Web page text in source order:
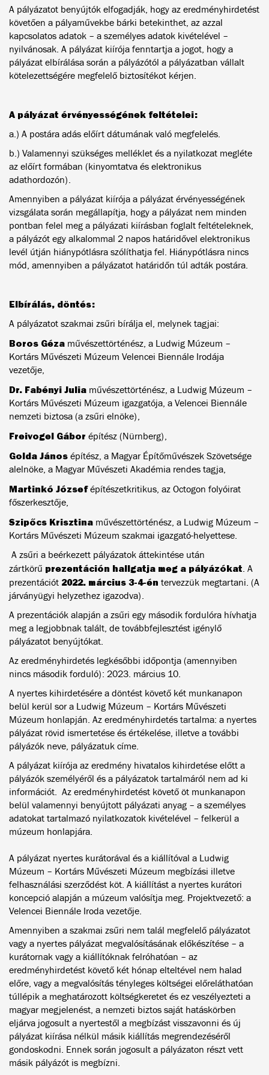
A pályázatot benyújtók elfogadják, hogy az eredményhirdetést
követően a pályaművekbe bárki betekinthet, az azzal
kapcsolatos adatok – a személyes adatok kivételével –
nyilvánosak. A pályázat kiírója fenntartja a jogot, hogy a
pályázat elbírálása során a pályázótól a pályázatban vállalt
kötelezettségére megfelelő biztosítékot kérjen.
A pályázat érvényességének feltételei:
a.) A postára adás előírt dátumának való megfelelés.
b.) Valamennyi szükséges melléklet és a nyilatkozat megléte
az előírt formában (kinyomtatva és elektronikus
adathordozón).
Amennyiben a pályázat kiírója a pályázat érvényességének
vizsgálata során megállapítja, hogy a pályázat nem minden
pontban felel meg a pályázati kiírásban foglalt feltételeknek,
a pályázót egy alkalommal 2 napos határidővel elektronikus
levél útján hiánypótlásra szólíthatja fel. Hiánypótlásra nincs
mód, amennyiben a pályázatot határidőn túl adták postára.
Elbírálás, döntés:
A pályázatot szakmai zsűri bírálja el, melynek tagjai:
Boros Géza művészettörténész, a Ludwig Múzeum –
Kortárs Művészeti Múzeum Velencei Biennále Irodája
vezetője,
Dr. Fabényi Julia művészettörténész, a Ludwig Múzeum –
Kortárs Művészeti Múzeum igazgatója, a Velencei Biennále
nemzeti biztosa (a zsűri elnöke),
Freivogel Gábor építész (Nürnberg),
Golda János építész, a Magyar Építőművészek Szövetsége
alelnöke, a Magyar Művészeti Akadémia rendes tagja,
Martinkó Józsefépítészetkritikus, az Octogon folyóirat
főszerkesztője,
Szipőcs Krisztina művészettörténész, a Ludwig Múzeum –
Kortárs Művészeti Múzeum szakmai igazgató-helyettese.
A zsűri a beérkezett pályázatok áttekintése után
zártkörű prezentáción hallgatja meg a pályázókat . A
prezentációt 2022. március 3-4-én tervezzük megtartani. (A
járványügyi helyzethez igazodva).
A prezentációk alapján a zsűri egy második fordulóra hívhatja
meg a legjobbnak talált, de továbbfejlesztést igénylő
pályázatot benyújtókat.
Az eredményhirdetés legkésőbbi időpontja (amennyiben
nincs második forduló): 2023. március 10.
A nyertes kihirdetésére a döntést követő két munkanapon
belül kerül sor a Ludwig Múzeum – Kortárs Művészeti
Múzeum honlapján. Az eredményhirdetés tartalma: a nyertes
pályázat rövid ismertetése és értékelése, illetve a további
pályázók neve, pályázatuk címe.
A pályázat kiírója az eredmény hivatalos kihirdetése előtt a
pályázók személyéről és a pályázatok tartalmáról nem ad ki
információt. Az eredményhirdetést követő öt munkanapon
belül valamennyi benyújtott pályázati anyag – a személyes
adatokat tartalmazó nyilatkozatok kivételével – felkerül a
múzeum honlapjára.
A pályázat nyertes kurátorával és a kiállítóval a Ludwig
Múzeum – Kortárs Művészeti Múzeum megbízási illetve
felhasználási szerződést köt. A kiállítást a nyertes kurátori
koncepció alapján a múzeum valósítja meg. Projektvezető: a
Velencei Biennále Iroda vezetője.
Amennyiben a szakmai zsűri nem talál megfelelő pályázatot
vagy a nyertes pályázat megvalósításának előkészítése – a
kurátornak vagy a kiállítóknak felróhatóan – az
eredményhirdetést követő két hónap elteltével nem halad
előre, vagy a megvalósítás tényleges költségei előreláthatóan
túllépik a meghatározott költségkeretet és ez veszélyezteti a
magyar megjelenést, a nemzeti biztos saját hatáskörben
eljárva jogosult a nyertestől a megbízást visszavonni és új
pályázat kiírása nélkül másik kiállítás megrendezéséről
gondoskodni. Ennek során jogosult a pályázaton részt vett
másik pályázót is megbízni.